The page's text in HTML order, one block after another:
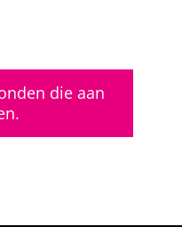
die aan